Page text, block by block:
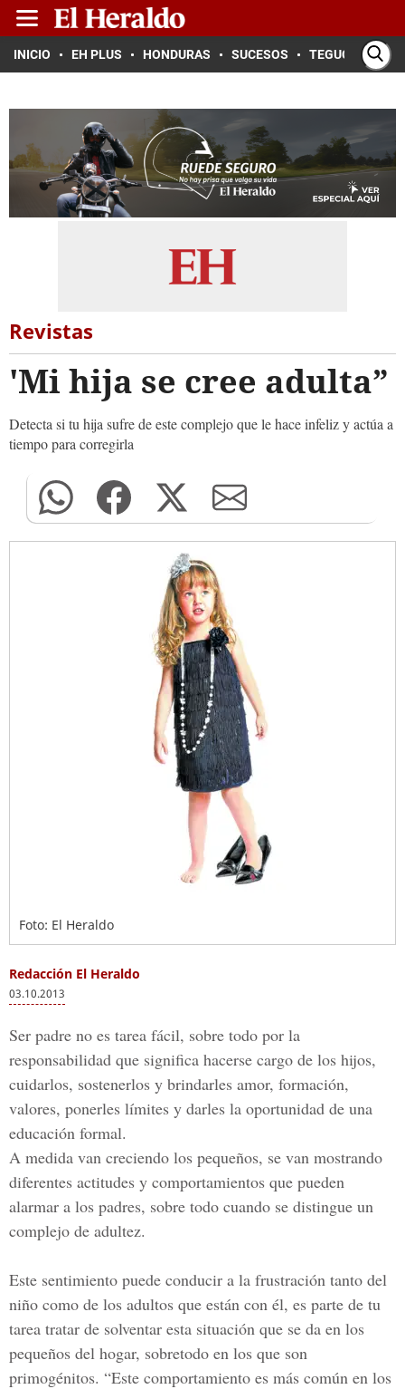
INICIO EH PLUS HONDURAS SUCESOS TEGUCIGALPA
Revistas
'Mi hija se cree adulta”
Detecta si tu hija sufre de este complejo que le hace infeliz y actúa a
tiempo para corregirla
Foto: El Heraldo
Redacción El Heraldo
03.10.2013
Ser padre no es tarea fácil, sobre todo por la
responsabilidad que significa hacerse cargo de los hijos,
cuidarlos, sostenerlos y brindarles amor, formación,
valores, ponerles límites y darles la oportunidad de una
educación formal.
A medida van creciendo los pequeños, se van mostrando
diferentes actitudes y comportamientos que pueden
alarmar a los padres, sobre todo cuando se distingue un
complejo de adultez.
Este sentimiento puede conducir a la frustración tanto del
niño como de los adultos que están con él, es parte de tu
tarea tratar de solventar esta situación que se da en los
pequeños del hogar, sobretodo en los que son
primogénitos. “Este comportamiento es más común en los